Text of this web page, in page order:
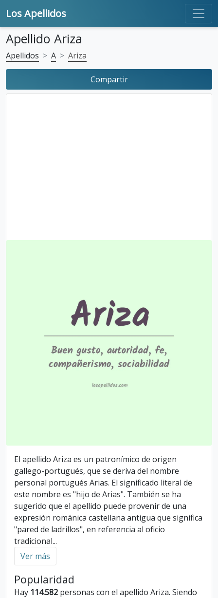
Los Apellidos
Apellido Ariza
Apellidos A Ariza
Compartir
El apellido Ariza es un patronímico de origen
gallego-portugués, que se deriva del nombre
personal portugués Arias. El significado literal de
este nombre es "hijo de Arias". También se ha
sugerido que el apellido puede provenir de una
expresión románica castellana antigua que significa
"pared de ladrillos", en referencia al oficio
tradicional...
Ver más
Popularidad
Hay 114.582 personas con el apellido Ariza. Siendo